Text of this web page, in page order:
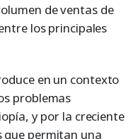
de ventas de
los principales
en un contexto
problemas
y por la creciente
que permitan una